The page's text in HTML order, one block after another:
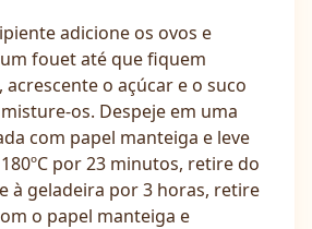
adicione os ovos e
fouet até que fiquem
acrescente o açúcar e o suco
os. Despeje em uma
com papel manteiga e leve
por 23 minutos, retire do
à geladeira por 3 horas, retire
o papel manteiga e